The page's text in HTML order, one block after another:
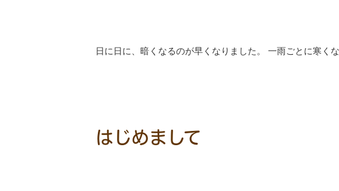
日に日に、暗くなるのが早くなりました。 一雨ごとに寒くな
はじめまして